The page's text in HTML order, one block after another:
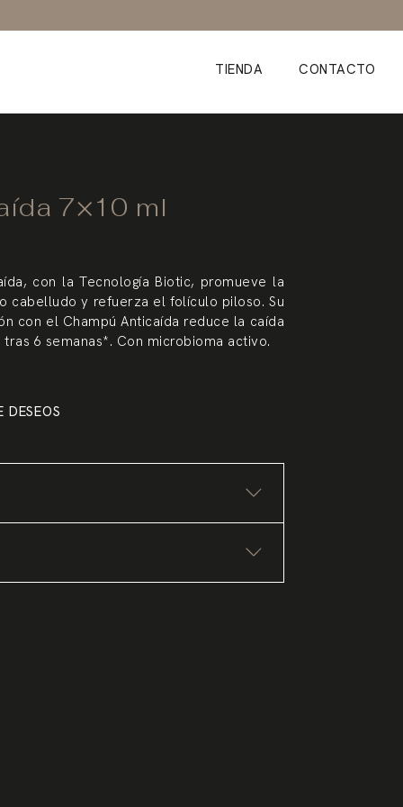
TIENDA CONTACTO
7×10 ml
con la Tecnología Biotic, promueve la
cabelludo y refuerza el folículo piloso. Su
con el Champú Anticaída reduce la caída
6 semanas*. Con microbioma activo.
DESEOS